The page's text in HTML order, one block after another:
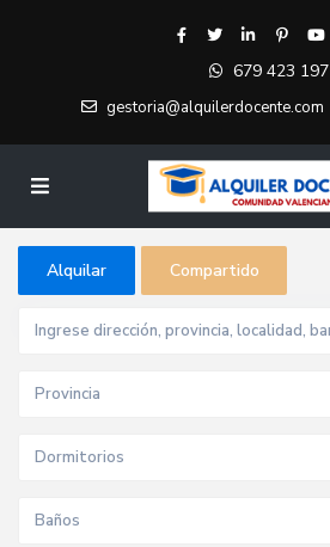
679 423 197
gestoria@alquilerdocente.com
Alquilar Compartido
Provincia
Dormitorios
Baños